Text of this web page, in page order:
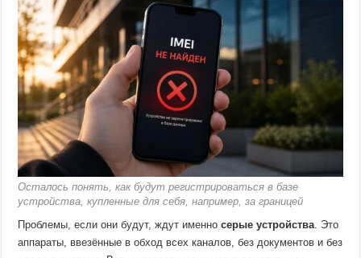
Осталось понять, как будут регистрироваться в базе
устройства, купленные для себя, например, за границей
Проблемы, если они будут, ждут именносерые устройства. Это
аппараты, ввезённые в обход всех каналов, без документов и без